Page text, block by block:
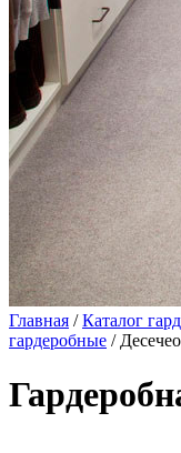
Главная /Каталог
гардеробные / Десечео